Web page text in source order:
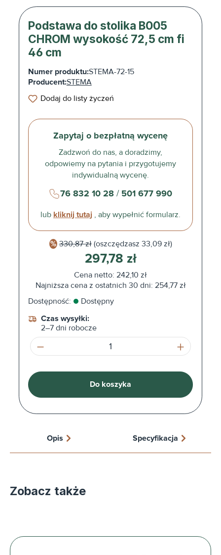
Podstawa do stolika B005
CHROM wysokość 72,5 cm fi
46 cm
Numer produktu:STEMA-72-15
Producent:STEMA
Dodaj do listy życzeń
Zapytaj o bezpłatną wycenę
Zadzwoń do nas, a doradzimy,
odpowiemy na pytania i przygotujemy
indywidualną wycenę.
76 832 10 28/ 501 677 990
lub kliknij tutaj , aby wypełnić formularz.
330,87 zł (oszczędzasz 33,09 zł)
297,78 zł
Cena netto: 242,10 zł
Najniższa cena z ostatnich 30 dni: 254,77 zł
Dostępność:
Dostępny
Czas wysyłki:
2–7 dni robocze
Ilość produktu: Wprowadź żądaną
Do koszyka
Opis Specyfikacja
Zobacz także